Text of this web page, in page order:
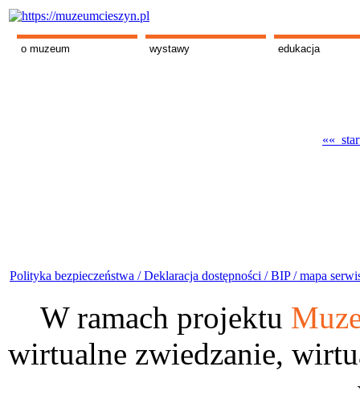
o muzeum wystawy edukacja
««
Polityka bezpieczeństwa /Deklaracja dostępności /BIP /mapa
W ramach projektu
wirtualne zwiedzanie,